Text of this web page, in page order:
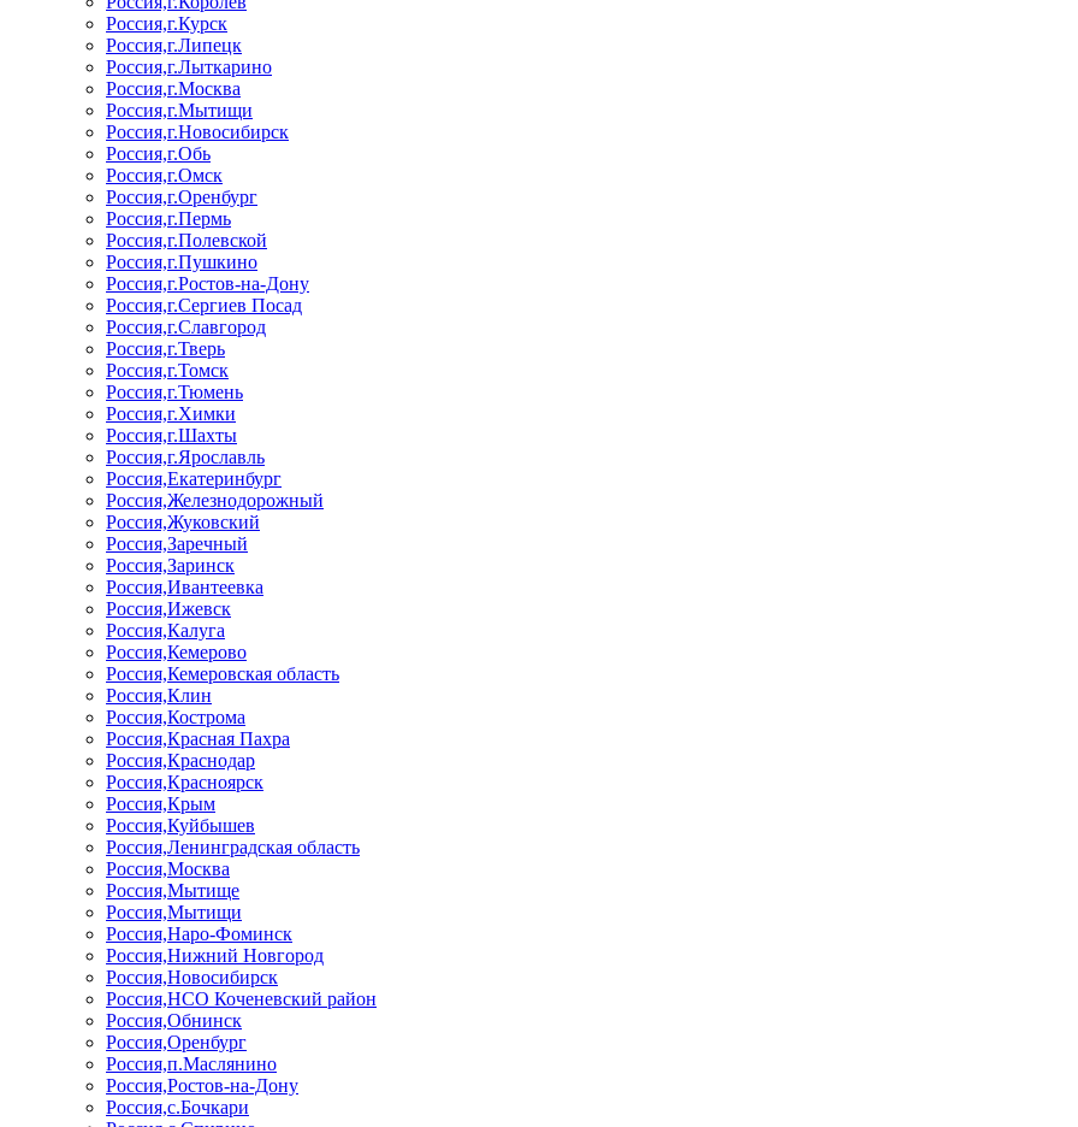
Россия,г.Курск
Россия,г.Липецк
Россия,г.Лыткарино
Россия,г.Москва
Россия,г.Мытищи
Россия,г.Новосибирск
Россия,г.Обь
Россия,г.Омск
Россия,г.Оренбург
Россия,г.Пермь
Россия,г.Полевской
Россия,г.Пушкино
Россия,г.Ростов-на-Дону
Россия,г.Сергиев Посад
Россия,г.Славгород
Россия,г.Тверь
Россия,г.Томск
Россия,г.Тюмень
Россия,г.Химки
Россия,г.Шахты
Россия,г.Ярославль
Россия,Екатеринбург
Россия,Железнодорожный
Россия,Жуковский
Россия,Заречный
Россия,Заринск
Россия,Ивантеевка
Россия,Ижевск
Россия,Калуга
Россия,Кемерово
Россия,Кемеровская область
Россия,Клин
Россия,Кострома
Россия,Красная Пахра
Россия,Краснодар
Россия,Красноярск
Россия,Крым
Россия,Куйбышев
Россия,Ленинградская область
Россия,Москва
Россия,Мытище
Россия,Мытищи
Россия,Наро-Фоминск
Россия,Нижний Новгород
Россия,Новосибирск
Россия,НСО Коченевский район
Россия,Обнинск
Россия,Оренбург
Россия,п.Маслянино
Россия,Ростов-на-Дону
Россия,с.Бочкари